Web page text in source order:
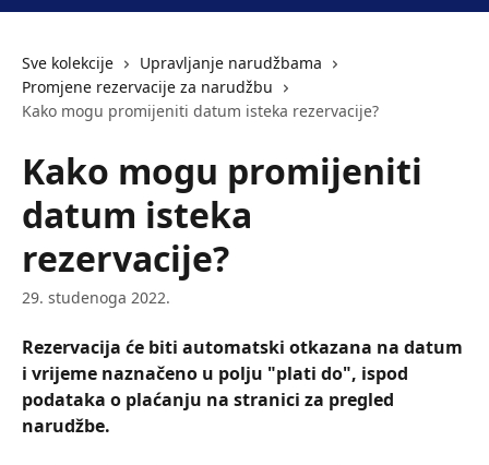
Sve kolekcije
Upravljanje narudžbama
Promjene rezervacije za narudžbu
Kako mogu promijeniti datum isteka rezervacije?
Kako mogu promijeniti
datum isteka
rezervacije?
29. studenoga 2022.
Rezervacija će biti automatski otkazana na datum
i vrijeme naznačeno u polju "plati do", ispod
podataka o plaćanju na stranici za pregled
narudžbe.